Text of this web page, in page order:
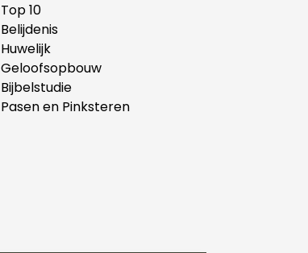
Top 10
Belijdenis
Huwelijk
Geloofsopbouw
Bijbelstudie
Pasen en Pinksteren